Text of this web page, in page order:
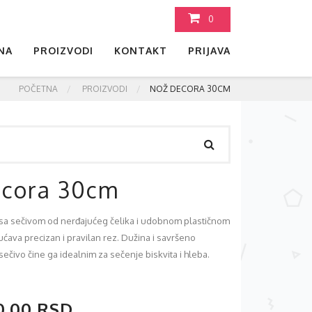
0
PROIZVODI KONTAKT PRIJAVA
POČETNA PROIZVODI NOŽ DECORA 30CM
30cm
sečivom od nerđajućeg čelika i udobnom plastičnom
precizan i pravilan rez. Dužina i savršeno
čine ga idealnim za sečenje biskvita i hleba.